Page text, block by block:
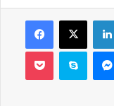
Facebook
X
Pocket Skype